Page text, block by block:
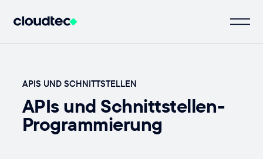
APIS UND SCHNITTSTELLEN
APIs und Schnittstellen-
Programmierung